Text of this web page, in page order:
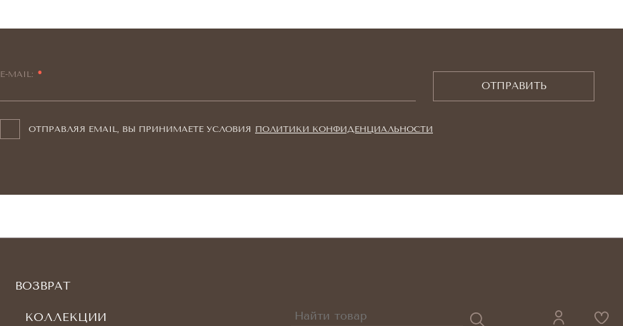
E-MAIL:
ОТПРАВЛЯЯ EMAIL, ВЫ ПРИНИМАЕТЕ УСЛОВИЯ ПОЛИТИКИ КОНФИДЕНЦИАЛЬНОСТИ
ОТПРАВИТЬ
ВОЗВРАТ
КОЛЛЕКЦИИ